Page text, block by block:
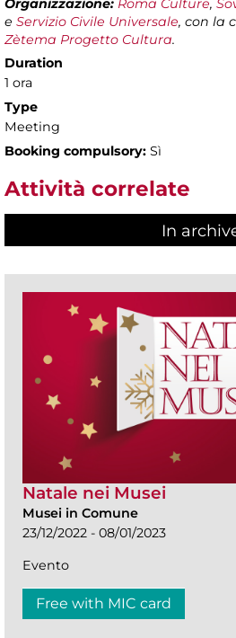
Organizzazione: Roma Culture,
e Servizio Civile Universale, con la
Zètema Progetto Cultura.
Duration
1 ora
Type
Meeting
Booking compulsory: Sì
Attività correlate
In
Natale nei Musei
Musei in Comune
23/12/2022 - 08/01/2023
Evento
Free with MIC card